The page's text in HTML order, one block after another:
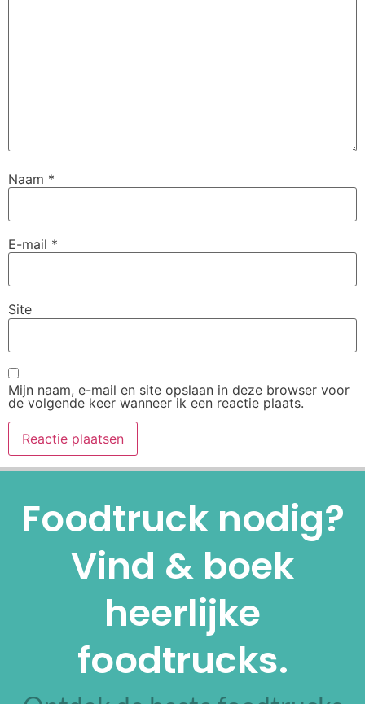
Naam *
E-mail *
Site
Mijn naam, e-mail en site opslaan in deze browser voor
de volgende keer wanneer ik een reactie plaats.
Foodtruck nodig?
Vind & boek
heerlijke
foodtrucks.